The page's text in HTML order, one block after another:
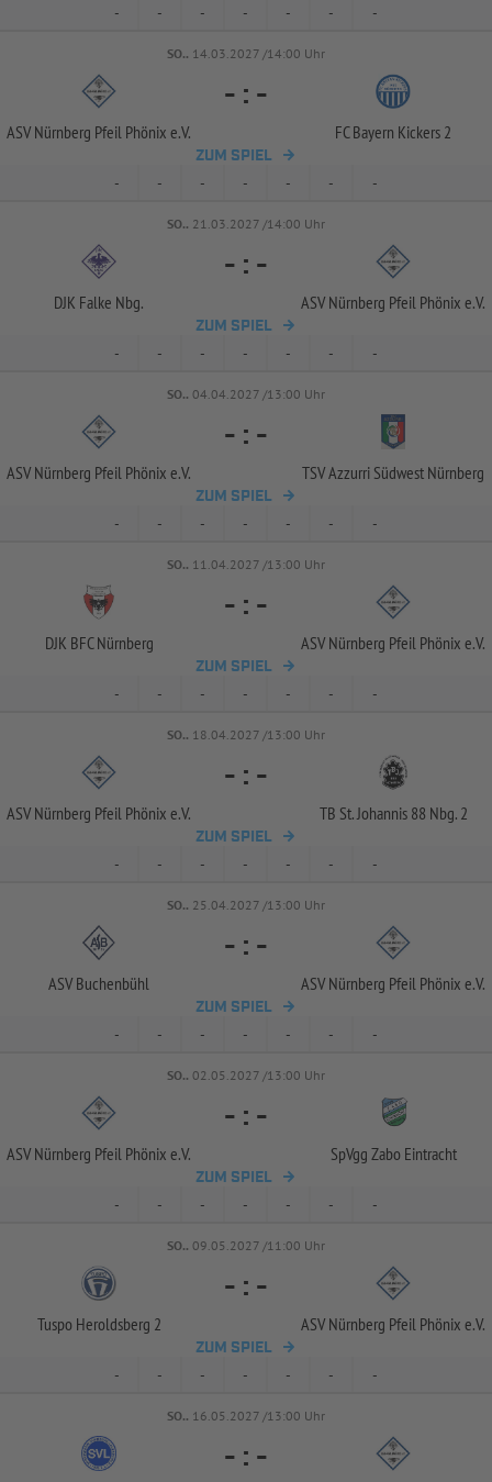
- - - - - - -
SO.. 14.03.2027 /14:00 Uhr
ASV Nürnberg Pfeil Phönix e.V.
- : -
FC Bayern Kickers 2
ZUM SPIEL
- - - - - - -
SO.. 21.03.2027 /14:00 Uhr
DJK Falke Nbg.
- : -
ASV Nürnberg Pfeil Phönix e.V.
ZUM SPIEL
- - - - - - -
SO.. 04.04.2027 /13:00 Uhr
ASV Nürnberg Pfeil Phönix e.V.
- : -
TSV Azzurri Südwest Nürnberg
ZUM SPIEL
- - - - - - -
SO.. 11.04.2027 /13:00 Uhr
DJK BFC Nürnberg
- : -
ASV Nürnberg Pfeil Phönix e.V.
ZUM SPIEL
- - - - - - -
SO.. 18.04.2027 /13:00 Uhr
ASV Nürnberg Pfeil Phönix e.V.
- : -
TB St. Johannis 88 Nbg. 2
ZUM SPIEL
- - - - - - -
SO.. 25.04.2027 /13:00 Uhr
ASV Buchenbühl
- : -
ASV Nürnberg Pfeil Phönix e.V.
ZUM SPIEL
- - - - - - -
SO.. 02.05.2027 /13:00 Uhr
ASV Nürnberg Pfeil Phönix e.V.
- : -
SpVgg Zabo Eintracht
ZUM SPIEL
- - - - - - -
SO.. 09.05.2027 /11:00 Uhr
Tuspo Heroldsberg 2
- : -
ASV Nürnberg Pfeil Phönix e.V.
ZUM SPIEL
- - - - - - -
SO.. 16.05.2027 /13:00 Uhr
- : -